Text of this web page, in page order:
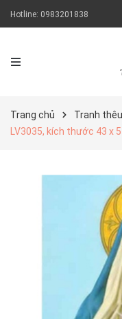
Hotline: 0983201838
Trang chủ Tranh thêu
LV3035, kích thước 43 x